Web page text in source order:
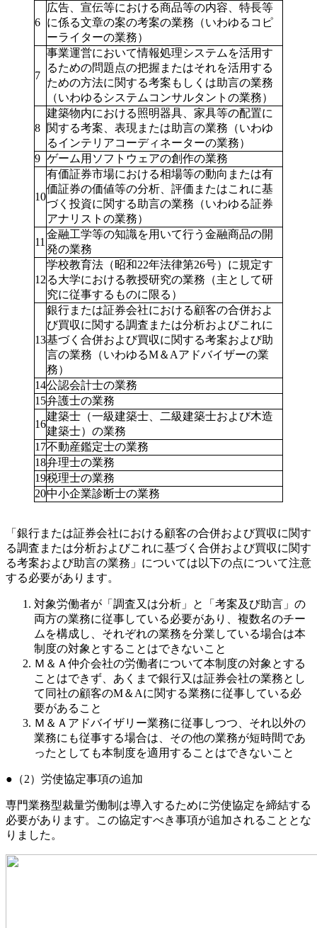
6
広告、宣伝等における商品等の内容、特長等
に係る文章の案の考案の業務（いわゆるコピ
ーライターの業務）
7
事業運営において情報処理システムを活用す
るための問題点の把握またはそれを活用する
ための方法に関する考案もしくは助言の業務
（いわゆるシステムコンサルタントの業務）
8
建築物内における照明器具、家具等の配置に
関する考案、表現または助言の業務（いわゆ
るインテリアコーディネーターの業務）
9 ゲーム用ソフトウェアの創作の業務
10
有価証券市場における相場等の動向または有
価証券の価値等の分析、評価またはこれに基
づく投資に関する助言の業務（いわゆる証券
アナリストの業務）
11
金融工学等の知識を用いて行う金融商品の開
発の業務
12
学校教育法（昭和22年法律第26号）に規定す
る大学における教授研究の業務（主として研
究に従事するものに限る）
13
銀行または証券会社における顧客の合併およ
び買収に関する調査または分析およびこれに
基づく合併および買収に関する考案および助
言の業務（いわゆるM＆Aアドバイザーの業
務）
14公認会計士の業務
15弁護士の業務
16
建築士（一級建築士、二級建築士および木造
建築士）の業務
17不動産鑑定士の業務
18弁理士の業務
19税理士の業務
20中小企業診断士の業務
「銀行または証券会社における顧客の合併および買収に関す
る調査または分析およびこれに基づく合併および買収に関す
る考案および助言の業務」については以下の点について注意
する必要があります。
対象労働者が「調査又は分析」と「考案及び助言」の
両方の業務に従事している必要があり、複数名のチー
ムを構成し、それぞれの業務を分業している場合は本
制度の対象とすることはできないこと
Ｍ＆Ａ仲介会社の労働者について本制度の対象とする
ことはできず、あくまで銀行又は証券会社の業務とし
て同社の顧客のM＆Aに関する業務に従事している必
要があること
Ｍ＆Ａアドバイザリー業務に従事しつつ、それ以外の
業務にも従事する場合は、その他の業務が短時間であ
ったとしても本制度を適用することはできないこと
（2）労使協定事項の追加
専門業務型裁量労働制は導入するために労使協定を締結する
必要があります。この協定すべき事項が追加されることとな
りました。